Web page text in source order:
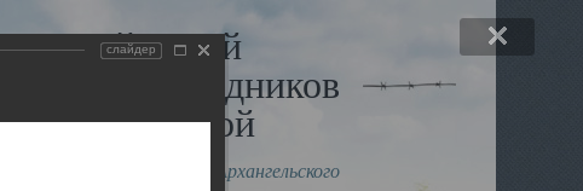
музей
и исповедников
митрополита Архангельского
слайдер